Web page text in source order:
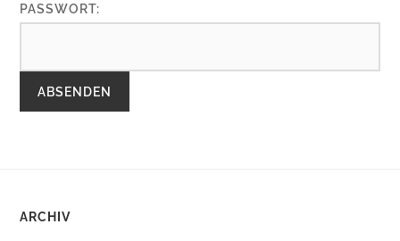
PASSWORT:
ARCHIV